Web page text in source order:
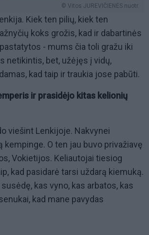
© Vitos JUREVIČIENĖS nuotr.
Kiek ten pilių, kiek ten
koks grožis, kad ir dabartinės
- mums čia toli gražu iki
netikintis, bet, užėjęs į vidų,
kad taip ir traukia jose pabūti.
ir prasidėjo kitas kelionių
viešint Lenkijoje. Nakvynei
kempinge. O ten jau buvo privažiavę
Vokietijos. Keliautojai tiesiog
kad pasidarė tarsi uždarą kiemuką.
kas vyno, kas arbatos, kas
kad mane pavydas